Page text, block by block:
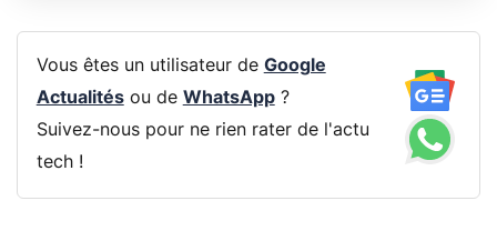
Vous êtes un utilisateur de Google
Actualitésou de WhatsApp?
Suivez-nous pour ne rien rater de l'actu
tech !